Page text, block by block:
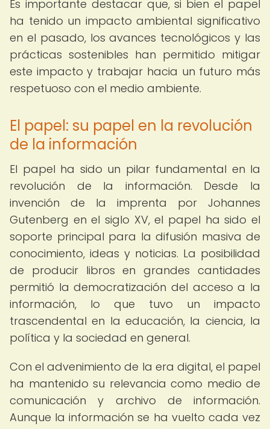
Es importante destacar que, si bien el papel
ha tenido un impacto ambiental significativo
en el pasado, los avances tecnológicos y las
prácticas sostenibles han permitido mitigar
este impacto y trabajar hacia un futuro más
respetuoso con el medio ambiente.
El papel: su papel en la revolución
de la información
El papel ha sido un pilar fundamental en la
revolución de la información. Desde la
invención de la imprenta por Johannes
Gutenberg en el siglo XV, el papel ha sido el
soporte principal para la difusión masiva de
conocimiento, ideas y noticias. La posibilidad
de producir libros en grandes cantidades
permitió la democratización del acceso a la
información, lo que tuvo un impacto
trascendental en la educación, la ciencia, la
política y la sociedad en general.
Con el advenimiento de la era digital, el papel
ha mantenido su relevancia como medio de
comunicación y archivo de información.
Aunque la información se ha vuelto cada vez